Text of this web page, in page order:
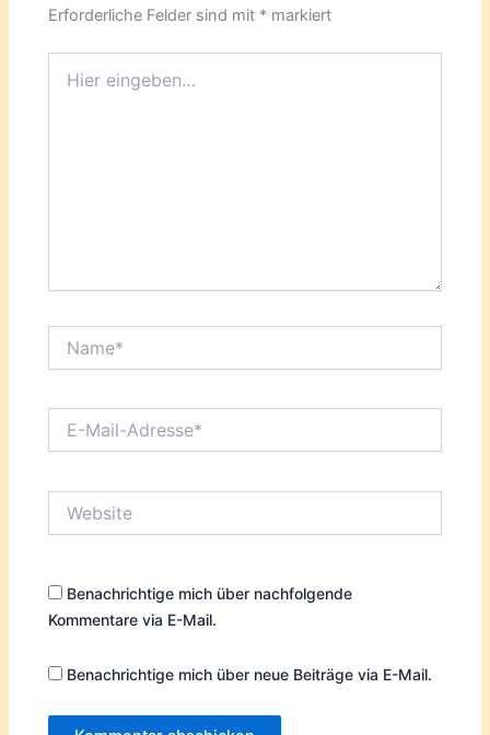
Erforderliche Felder sind mit * markiert
eingeben…
Mail-
Benachrichtige mich über nachfolgende
Kommentare via E-Mail.
Benachrichtige mich über neue Beiträge via E-Mail.